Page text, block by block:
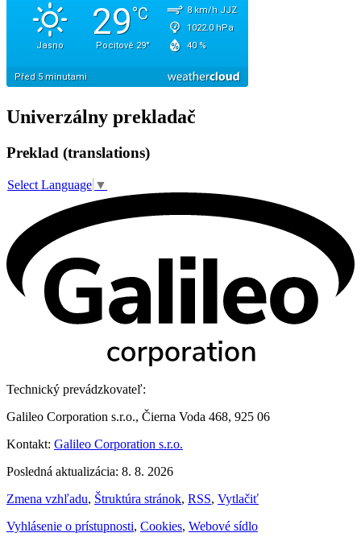
Univerzálny prekladač
Preklad (translations)
Select Language ▼
Technický prevádzkovateľ:
Galileo Corporation s.r.o., Čierna Voda 468, 925 06
Kontakt: Galileo Corporation s.r.o.
Posledná aktualizácia: 8. 8. 2026
Zmena vzhľadu, Štruktúra stránok, RSS, Vytlačiť
Vyhlásenie o prístupnosti, Cookies, Webové sídlo